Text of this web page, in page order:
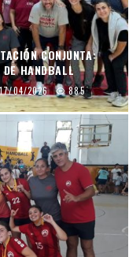
CONJUNTA:
HANDBALL
17/04/2026 885